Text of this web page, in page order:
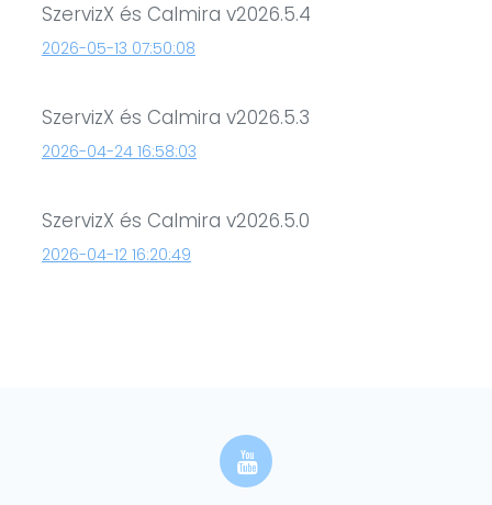
SzervizX és Calmira v2026.5.4
2026-05-13 07:50:08
SzervizX és Calmira v2026.5.3
2026-04-24 16:58:03
SzervizX és Calmira v2026.5.0
2026-04-12 16:20:49